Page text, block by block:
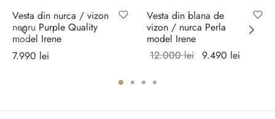
Vesta din nurca / vizon
negru Purple Quality
model Irene
7.990 lei
Sale!
Vesta din blana de
vizon / nurca Perla
model Irene
12.000lei Prețul
9.490 lei